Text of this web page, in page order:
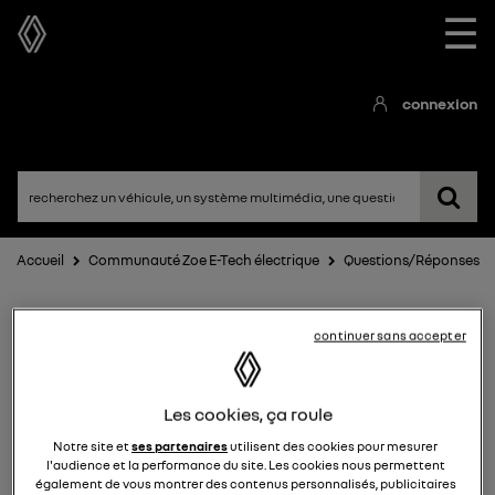
☰
connexion
Accueil Communauté Zoe E-Tech électrique Questions/Réponses
Zoe E-Tech électrique
Les cookies, ça roule
Notre site etses partenairesutilisent des cookies pour mesurer
l'audience et la performance du site. Les cookies nous permettent
également de vous montrer des contenus personnalisés, publicitaires
continuer sans accepter